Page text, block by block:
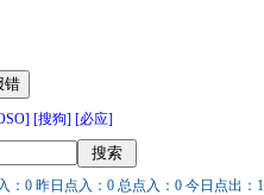
[搜狗] [必应]
：0 昨日点入：0 总点入：0 今日点出：